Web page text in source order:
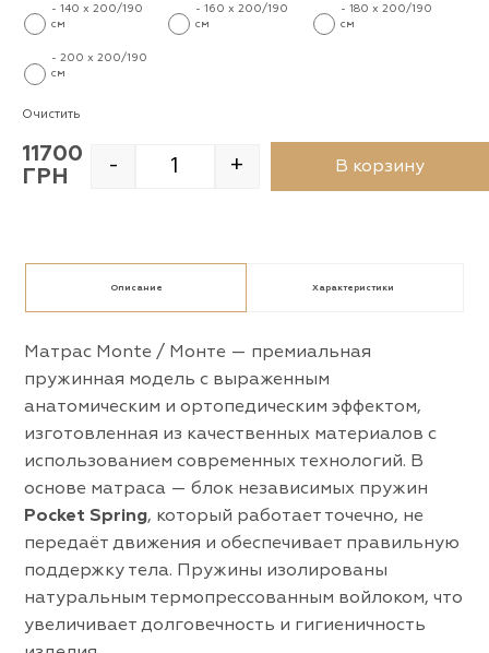
- 140 x 200/190
см
-
- 160 x 200/190
см
-
- 180 x 200/190
см
-
- 200 x 200/190
см
-
Очистить
11700
ГРН
Quantity
- + В корзину
Описание Характеристики
Матрас Monte / Монте — премиальная
пружинная модель с выраженным
анатомическим и ортопедическим эффектом,
изготовленная из качественных материалов с
использованием современных технологий. В
основе матраса — блок независимых пружин
Pocket Spring, который работает точечно, не
передаёт движения и обеспечивает правильную
поддержку тела. Пружины изолированы
натуральным термопрессованным войлоком, что
увеличивает долговечность и гигиеничность